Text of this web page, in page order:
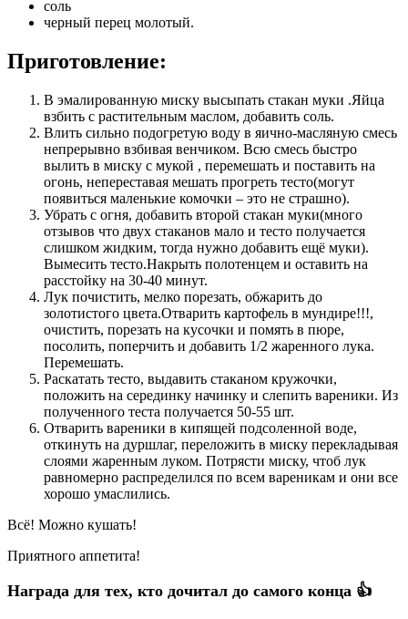
соль
черный перец молотый.
Приготовление:
В эмалированную миску высыпать стакан муки .Яйца
взбить с растительным маслом, добавить соль.
Влить сильно подогретую воду в яично-масляную смесь
непрерывно взбивая венчиком. Всю смесь быстро
вылить в миску с мукой , перемешать и поставить на
огонь, непереставая мешать прогреть тесто(могут
появиться маленькие комочки – это не страшно).
Убрать с огня, добавить второй стакан муки(много
отзывов что двух стаканов мало и тесто получается
слишком жидким, тогда нужно добавить ещё муки).
Вымесить тесто.Накрыть полотенцем и оставить на
расстойку на 30-40 минут.
Лук почистить, мелко порезать, обжарить до
золотистого цвета.Отварить картофель в мундире!!!,
очистить, порезать на кусочки и помять в пюре,
посолить, поперчить и добавить 1/2 жаренного лука.
Перемешать.
Раскатать тесто, выдавить стаканом кружочки,
положить на серединку начинку и слепить вареники. Из
полученного теста получается 50-55 шт.
Отварить вареники в кипящей подсоленной воде,
откинуть на дуршлаг, переложить в миску перекладывая
слоями жаренным луком. Потрясти миску, чтоб лук
равномерно распределился по всем вареникам и они все
хорошо умаслились.
Всё! Можно кушать!
Приятного аппетита!
Награда для тех, кто дочитал до самого конца 👍